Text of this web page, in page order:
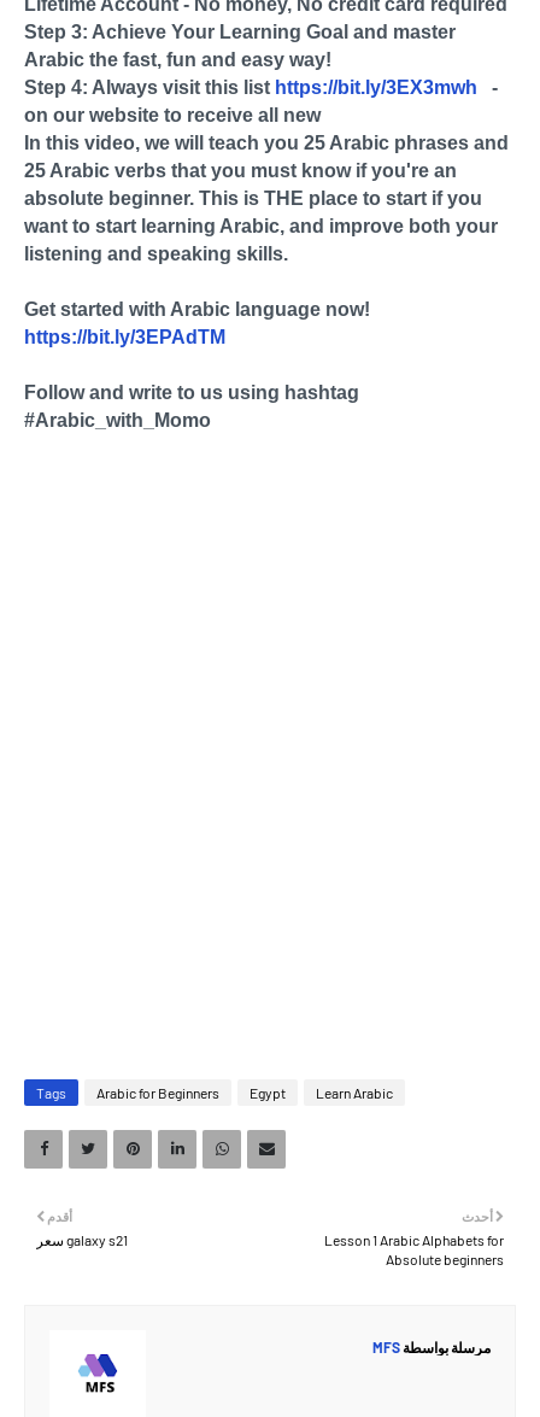
Step 3: Achieve Your Learning Goal and master
Arabic the fast, fun and easy way!
Step 4: Always visit this list https://bit.ly/3EX3mwh
-
on our website to receive all new
In this video, we will teach you 25 Arabic phrases and
25 Arabic verbs that you must know if you're an
absolute beginner. This is THE place to start if you
want to start learning Arabic, and improve both your
listening and speaking skills.
Get started with Arabic language now!
https://bit.ly/3EPAdTM
Follow and write to us using hashtag
#Arabic_with_Momo
Tags Arabic for Beginners Egypt Learn Arabic
أحدث
Lesson 1 Arabic Alphabets for
Absolute beginners
أقدم
galaxy s21 سعر
مرسلة بواسطة